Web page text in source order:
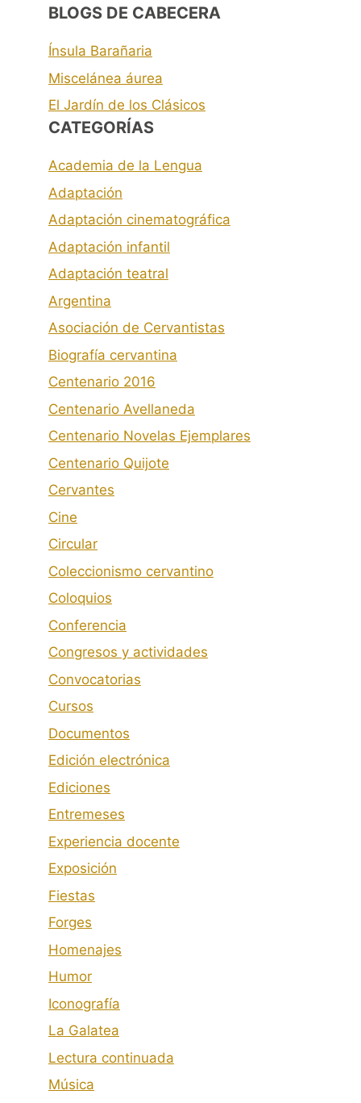
BLOGS DE CABECERA
Ínsula Barañaria
Miscelánea áurea
El Jardín de los Clásicos
CATEGORÍAS
Academia de la Lengua
Adaptación
Adaptación cinematográfica
Adaptación infantil
Adaptación teatral
Argentina
Asociación de Cervantistas
Biografía cervantina
Centenario 2016
Centenario Avellaneda
Centenario Novelas Ejemplares
Centenario Quijote
Cervantes
Cine
Circular
Coleccionismo cervantino
Coloquios
Conferencia
Congresos y actividades
Convocatorias
Cursos
Documentos
Edición electrónica
Ediciones
Entremeses
Experiencia docente
Exposición
Fiestas
Forges
Homenajes
Humor
Iconografía
La Galatea
Lectura continuada
Música